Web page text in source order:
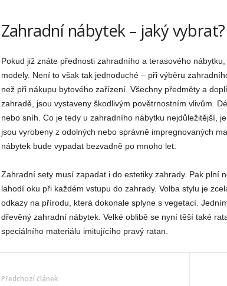
Zahradní nábytek – jaký vybrat?
Pokud již znáte přednosti zahradního a terasového
modely. Není to však tak jednoduché – při výběru
než při nákupu bytového zařízení. Všechny předměty a
zahradě, jsou vystaveny škodlivým povětrnostním vlivům.
nebo sníh. Co je tedy u zahradního nábytku nejdůležitější,
jsou vyrobeny z odolných nebo správně impregnovaných
nábytek bude vypadat bezvadně po mnoho let.
Zahradní sety musí zapadat i do estetiky zahrady. Pak plní
lahodí oku při každém vstupu do zahrady. Volba stylu je
odkazy na přírodu, která dokonale splyne s vegetací.
dřevěný zahradní nábytek. Velké oblibě se nyní těší také
speciálního materiálu imitujícího pravý ratan.
Předchozí článek